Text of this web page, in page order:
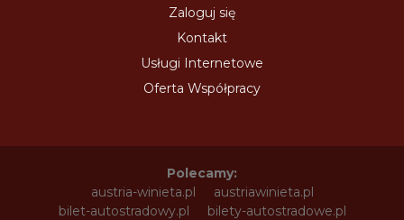
Zaloguj się
Kontakt
Usługi Internetowe
Oferta Współpracy
Polecamy:
austria-winieta.pl
austriawinieta.pl
bilet-autostradowy.pl
bilety-autostradowe.pl